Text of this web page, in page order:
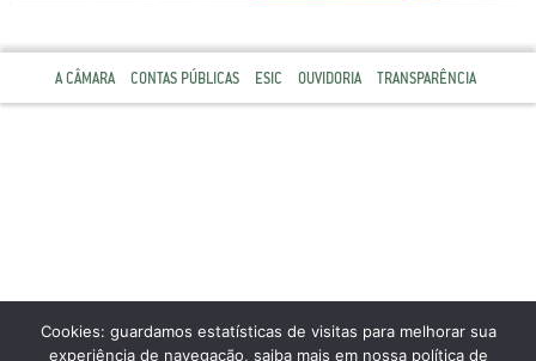
A CÂMARA CONTAS PÚBLICAS ESIC OUVIDORIA TRANSPARÊNCIA
Cookies: guardamos estatísticas de visitas para melhorar sua
experiência de navegação, saiba mais em nossa política de